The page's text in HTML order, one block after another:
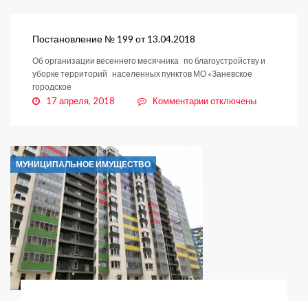
Постановление № 199 от 13.04.2018
Об организации весеннего месячника по благоустройству и
уборке территорий населенных пунктов МО «Заневское
городское
17 апреля, 2018 Комментариикотключены
МУНИЦИПАЛЬНОЕ ИМУЩЕСТВО